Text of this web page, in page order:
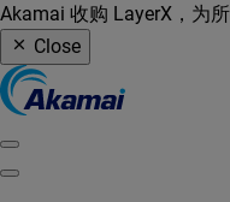
Akamai 收购 LayerX，为
Close